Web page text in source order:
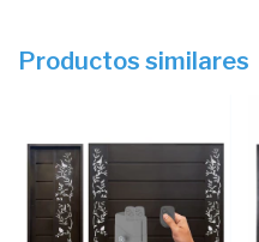
Productos similares